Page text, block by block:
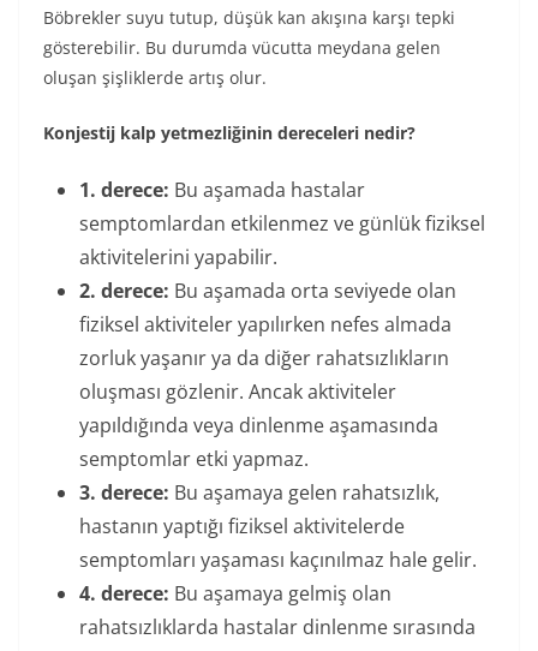
Böbrekler suyu tutup, düşük kan akışına karşı tepki
gösterebilir. Bu durumda vücutta meydana gelen
oluşan şişliklerde artış olur.
Konjestij kalp yetmezliğinin dereceleri nedir?
1. derece: Bu aşamada hastalar
semptomlardan etkilenmez ve günlük fiziksel
aktivitelerini yapabilir.
2. derece: Bu aşamada orta seviyede olan
fiziksel aktiviteler yapılırken nefes almada
zorluk yaşanır ya da diğer rahatsızlıkların
oluşması gözlenir. Ancak aktiviteler
yapıldığında veya dinlenme aşamasında
semptomlar etki yapmaz.
3. derece: Bu aşamaya gelen rahatsızlık,
hastanın yaptığı fiziksel aktivitelerde
semptomları yaşaması kaçınılmaz hale gelir.
4. derece: Bu aşamaya gelmiş olan
rahatsızlıklarda hastalar dinlenme sırasında